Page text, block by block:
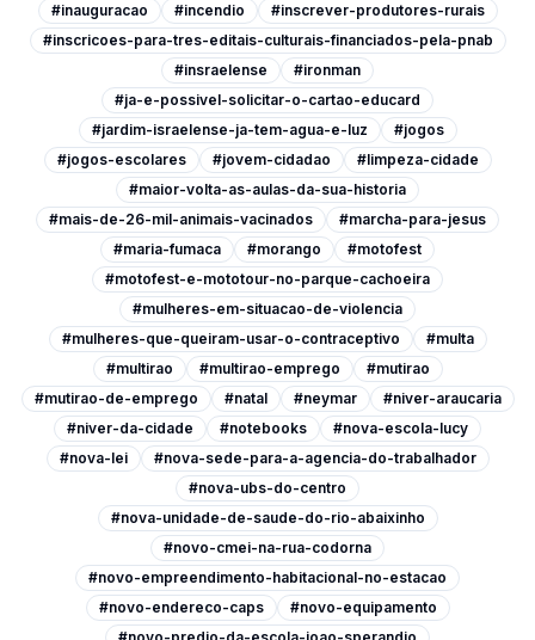
#inauguracao
#incendio
#inscrever-produtores-rurais
#inscricoes-para-tres-editais-culturais-financiados-pela-pnab
#insraelense
#ironman
#ja-e-possivel-solicitar-o-cartao-educard
#jardim-israelense-ja-tem-agua-e-luz
#jogos
#jogos-escolares
#jovem-cidadao
#limpeza-cidade
#maior-volta-as-aulas-da-sua-historia
#mais-de-26-mil-animais-vacinados
#marcha-para-jesus
#maria-fumaca
#morango
#motofest
#motofest-e-mototour-no-parque-cachoeira
#mulheres-em-situacao-de-violencia
#mulheres-que-queiram-usar-o-contraceptivo
#multa
#multirao
#multirao-emprego
#mutirao
#mutirao-de-emprego
#natal #neymar
#niver-araucaria
#niver-da-cidade
#notebooks
#nova-escola-lucy
#nova-lei
#nova-sede-para-a-agencia-do-trabalhador
#nova-ubs-do-centro
#nova-unidade-de-saude-do-rio-abaixinho
#novo-cmei-na-rua-codorna
#novo-empreendimento-habitacional-no-estacao
#novo-endereco-caps
#novo-equipamento